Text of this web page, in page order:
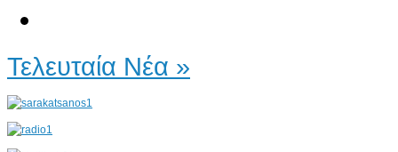
Τελευταία Νέα »